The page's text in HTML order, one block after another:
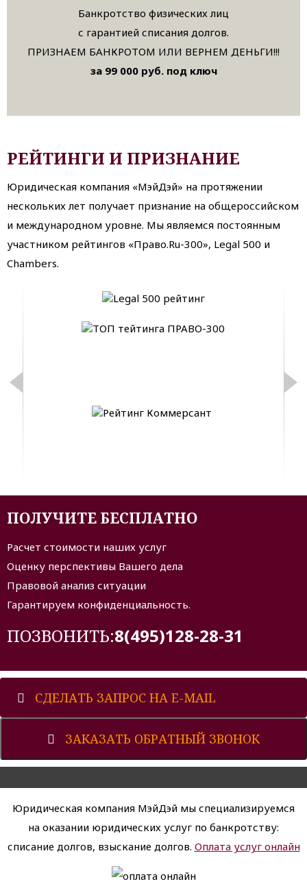
Банкротство физических лиц
с гарантией списания долгов.
ПРИЗНАЕМ БАНКРОТОМ ИЛИ ВЕРНЕМ ДЕНЬГИ!!!
за 99 000 руб. под ключ
РЕЙТИНГИ И ПРИЗНАНИЕ
Юридическая компания «МэйДэй» на протяжении
нескольких лет получает признание на общероссийском
и международном уровне. Мы являемся постоянным
участником рейтингов «Право.Ru-300», Legal 500 и
Chambers.
ПОЛУЧИТЕ БЕСПЛАТНО
Расчет стоимости наших услуг
Оценку перспективы Вашего дела
Правовой анализ ситуации
Гарантируем конфиденциальность.
ПОЗВОНИТЬ:8(495)128-28-31
СДЕЛАТЬ ЗАПРОС НА E-MAIL
ЗАКАЗАТЬ ОБРАТНЫЙ ЗВОНОК
Юридическая компания МэйДэй мы специализируемся
на оказании юридических услуг по банкротству:
списание долгов, взыскание долгов. Оплата услуг онлайн